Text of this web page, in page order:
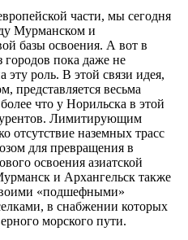
части, мы сегодня
Мурманском и
базы освоения. А вот в
пока даже не
роль. В этой связи идея,
представляется весьма
что у Норильска в этой
Лимитирующим
отсутствие наземных трасс
для превращения в
освоения азиатской
и Архангельск также
«подшефными»
в снабжении которых
морского пути.